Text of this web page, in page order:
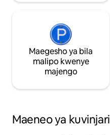
Maegesho ya bila
malipo kwenye
majengo
Maeneo ya kuvinjari